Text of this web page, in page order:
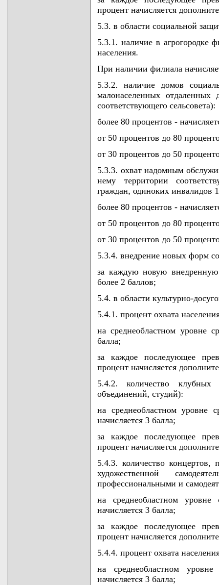
процент начисляется
5.3. в области социальной
5.3.1. наличие в агрогородке
населения.
При наличии филиала
5.3.2. наличие домов
малонаселенных отдаленных
соответствующего сельсовета):
более 80 процентов -
от 50 процентов до 80
от 30 процентов до 50
5.3.3. охват надомным
нему территории
граждан, одиноких инвалидов
более 80 процентов -
от 50 процентов до 80
от 30 процентов до 50
5.3.4. внедрение новых форм
за каждую новую
более 2 баллов;
5.4. в области культурно-
5.4.1. процент охвата
на среднеобластном уровне
балла;
за каждое последующее
процент начисляется
5.4.2. количество клубных
объединений, студий):
на среднеобластном уровне
начисляется 3 балла;
за каждое последующее
процент начисляется
5.4.3. количество концертов,
художественной
профессиональными и
на среднеобластном
начисляется 3 балла;
за каждое последующее
процент начисляется
5.4.4. процент охвата
на среднеобластном
начисляется 3 балла;